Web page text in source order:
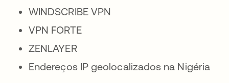
WINDSCRIBE VPN
VPN FORTE
ZENLAYER
Endereços IP geolocalizados na Nigéria